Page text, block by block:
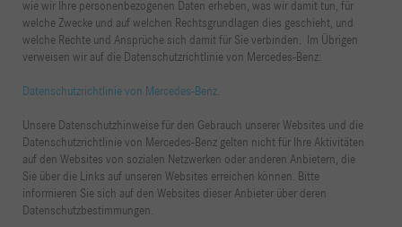
wie wir Ihre personenbezogenen Daten erheben, was wir damit tun, für
welche Zwecke und auf welchen Rechtsgrundlagen dies geschieht, und
welche Rechte und Ansprüche sich damit für Sie verbinden. Im Übrigen
verweisen wir auf die Datenschutzrichtlinie von Mercedes-Benz:
Datenschutzrichtlinie von Mercedes-Benz.
Unsere Datenschutzhinweise für den Gebrauch unserer Websites und die
Datenschutzrichtlinie von Mercedes-Benz gelten nicht für Ihre Aktivitäten
auf den Websites von sozialen Netzwerken oder anderen Anbietern, die
Sie über die Links auf unseren Websites erreichen können. Bitte
informieren Sie sich auf den Websites dieser Anbieter über deren
Datenschutzbestimmungen.